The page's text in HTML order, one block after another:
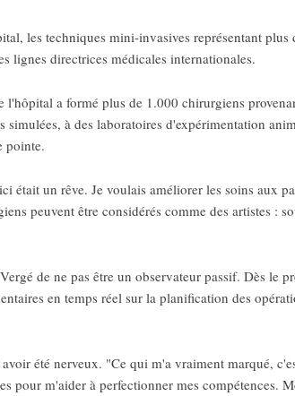
les techniques mini-invasives représentant plus
lignes directrices médicales internationales.
a formé plus de 1.000 chirurgiens
à des laboratoires d'expérimentation
pointe.
un rêve. Je voulais améliorer les soins aux
peuvent être considérés comme des artistes :
de ne pas être un observateur passif. Dès le
en temps réel sur la planification des
été nerveux. "Ce qui m'a vraiment marqué,
pour m'aider à perfectionner mes compétences.